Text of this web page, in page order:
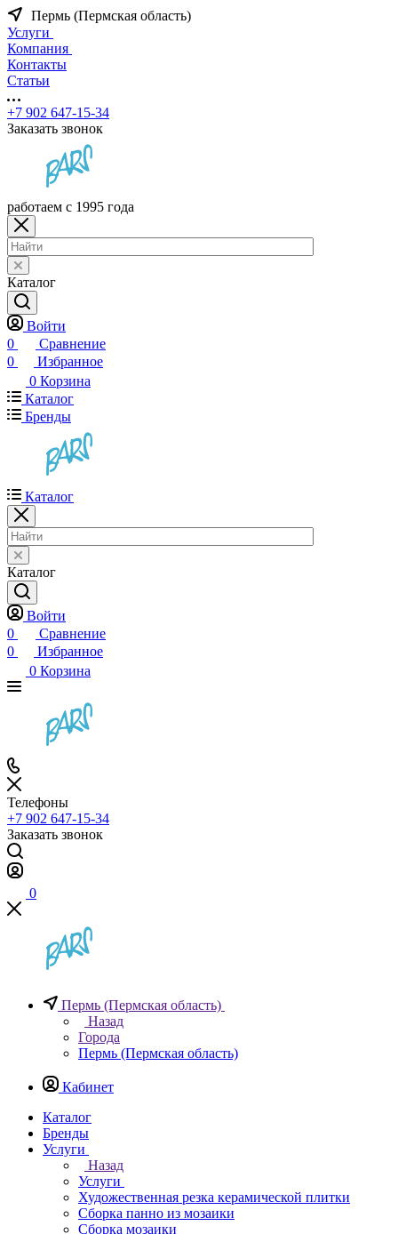
Пермь (Пермская область)
Услуги
Компания
Контакты
Статьи
+7 902 647-15-34
Заказать звонок
работаем с 1995 года
Каталог
Войти
0
Сравнение
0
Избранное
0 Корзина
Каталог
Бренды
Каталог
Каталог
Войти
0
Сравнение
0
Избранное
0 Корзина
Телефоны
+7 902 647-15-34
Заказать звонок
0
Пермь (Пермская область)
Назад
Города
Пермь (Пермская область)
Кабинет
Каталог
Бренды
Услуги
Назад
Услуги
Художественная резка керамической плитки
Сборка панно из мозаики
Сборка мозаики